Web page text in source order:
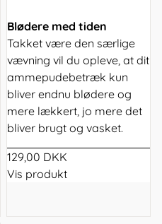
Blødere med tiden
Takket være den særlige
vævning vil du opleve, at dit
ammepudebetræk kun
bliver endnu blødere og
mere lækkert, jo mere det
bliver brugt og vasket.
129,00 DKK
Vis produkt